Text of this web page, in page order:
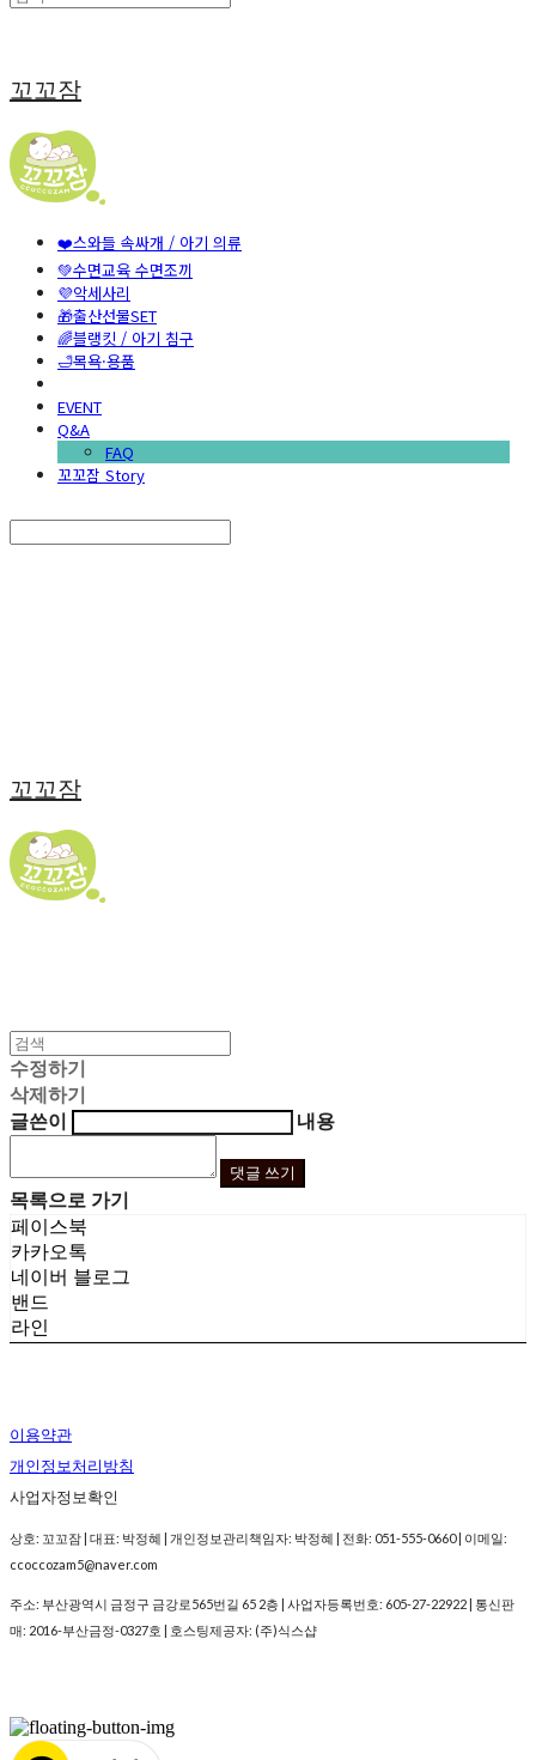
꼬꼬잠
❤️스와들 속싸개 / 아기 의류
💚수면교육 수면조끼
💜악세사리
🎁출산선물SET
🌈블랭킷 / 아기 침구
🛁목욕·용품
EVENT
Q&A
FAQ
꼬꼬잠 Story
꼬꼬잠
수정하기
삭제하기
글쓴이
내용
댓글 쓰기
목록으로 가기
페이스북
카카오톡
네이버 블로그
밴드
라인
이용약관
개인정보처리방침
사업자정보확인
상호: 꼬꼬잠 | 대표: 박정혜 | 개인정보관리책임자: 박정혜 | 전화: 051-555-0660 | 이메일:
ccoccozam5@naver.com
주소: 부산광역시 금정구 금강로565번길 65 2층 | 사업자등록번호: 605-27-22922 | 통신판
매: 2016-부산금정-0327호 | 호스팅제공자: (주)식스샵